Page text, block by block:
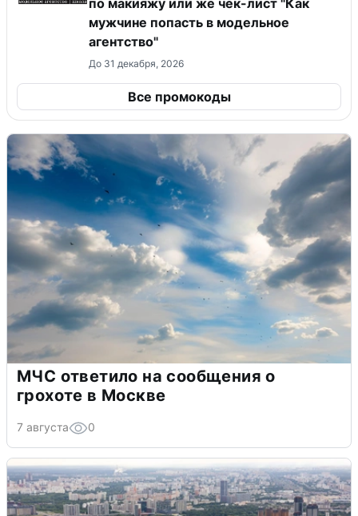
мужчине попасть в модельное
агентство"
До 31 декабря, 2026
Все промокоды
МЧС ответило на сообщения о
грохоте в Москве
7 августа 0